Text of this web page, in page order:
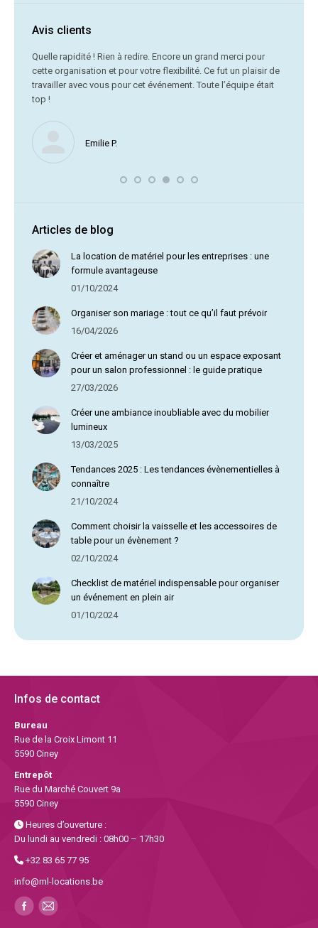
Avis clients
Quelle rapidité ! Rien à redire. Encore un grand merci pour
cette organisation et pour votre flexibilité. Ce fut un plaisir de
travailler avec vous pour cet événement. Toute l’équipe était
top !
Emilie P.
Articles de blog
La location de matériel pour les entreprises : une
formule avantageuse
01/10/2024
Organiser son mariage : tout ce qu’il faut prévoir
16/04/2026
Créer et aménager un stand ou un espace exposant
pour un salon professionnel : le guide pratique
27/03/2026
Créer une ambiance inoubliable avec du mobilier
lumineux
13/03/2025
Tendances 2025 : Les tendances évènementielles à
connaître
21/10/2024
Comment choisir la vaisselle et les accessoires de
table pour un évènement ?
02/10/2024
Checklist de matériel indispensable pour organiser
un événement en plein air
01/10/2024
Infos de contact
Bureau
Rue de la Croix Limont 11
5590 Ciney
Entrepôt
Rue du Marché Couvert 9a
5590 Ciney
Heures d’ouverture :
Du lundi au vendredi : 08h00 – 17h30
+32 83 65 77 95
info@ml-locations.be